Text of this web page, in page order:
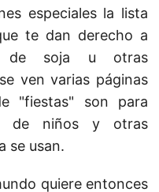
especiales la lista
te dan derecho a
de soja u otras
ven varias páginas
"fiestas" son para
de niños y otras
se usan.
quiere entonces